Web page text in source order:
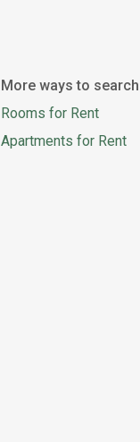
More ways to search
Rooms for Rent
Apartments for Rent